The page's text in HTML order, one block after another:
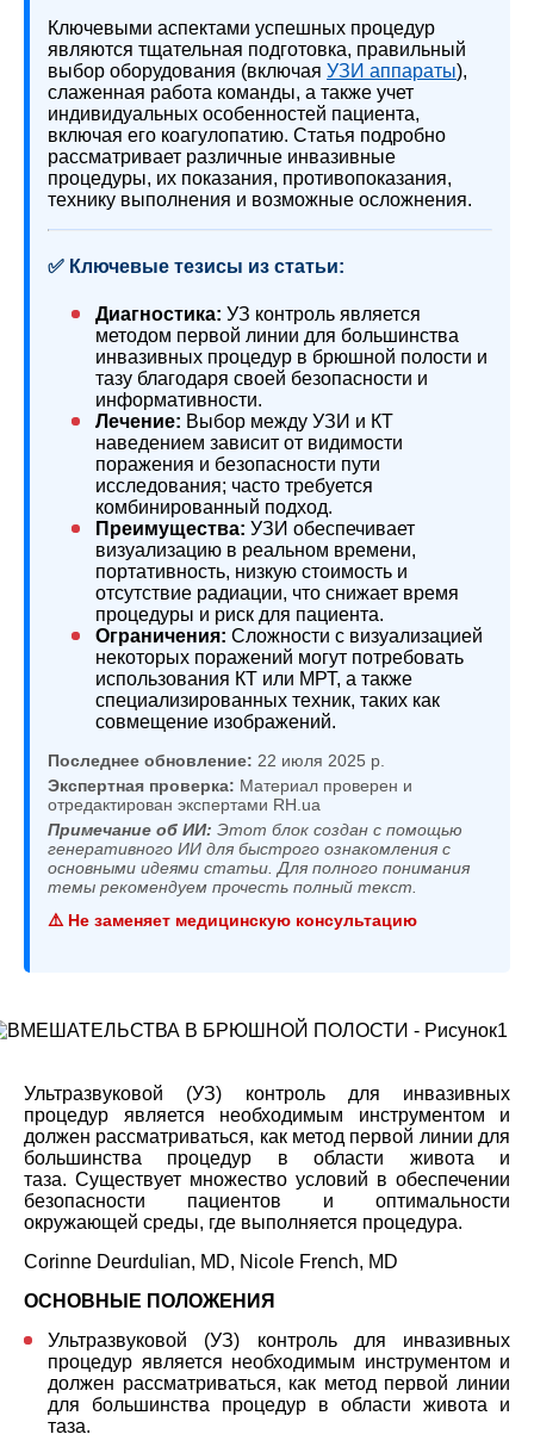
Ключевыми аспектами успешных процедур
являются тщательная подготовка, правильный
выбор оборудования (включая УЗИ аппараты),
слаженная работа команды, а также учет
индивидуальных особенностей пациента,
включая его коагулопатию. Статья подробно
рассматривает различные инвазивные
процедуры, их показания, противопоказания,
технику выполнения и возможные осложнения.
✅ Ключевые тезисы из статьи:
Диагностика: УЗ контроль является
методом первой линии для большинства
инвазивных процедур в брюшной полости и
тазу благодаря своей безопасности и
информативности.
Лечение: Выбор между УЗИ и КТ
наведением зависит от видимости
поражения и безопасности пути
исследования; часто требуется
комбинированный подход.
Преимущества: УЗИ обеспечивает
визуализацию в реальном времени,
портативность, низкую стоимость и
отсутствие радиации, что снижает время
процедуры и риск для пациента.
Ограничения: Сложности с визуализацией
некоторых поражений могут потребовать
использования КТ или МРТ, а также
специализированных техник, таких как
совмещение изображений.
Последнее обновление: 22 июля 2025 р.
Экспертная проверка: Материал проверен и
отредактирован экспертами RH.ua
Примечание об ИИ: Этот блок создан с помощью
генеративного ИИ для быстрого ознакомления с
основными идеями статьи. Для полного понимания
темы рекомендуем прочесть полный текст.
⚠️ Не заменяет медицинскую консультацию
Ультразвуковой (УЗ) контроль для инвазивных
процедур является необходимым инструментом и
должен рассматриваться, как метод первой линии для
большинства процедур в области живота и
таза. Существует множество условий в обеспечении
безопасности пациентов и оптимальности
окружающей среды, где выполняется процедура.
Corinne Deurdulian, MD, Nicole French, MD
ОСНОВНЫЕ ПОЛОЖЕНИЯ
Ультразвуковой (УЗ) контроль для инвазивных
процедур является необходимым инструментом и
должен рассматриваться, как метод первой линии
для большинства процедур в области живота и
таза.